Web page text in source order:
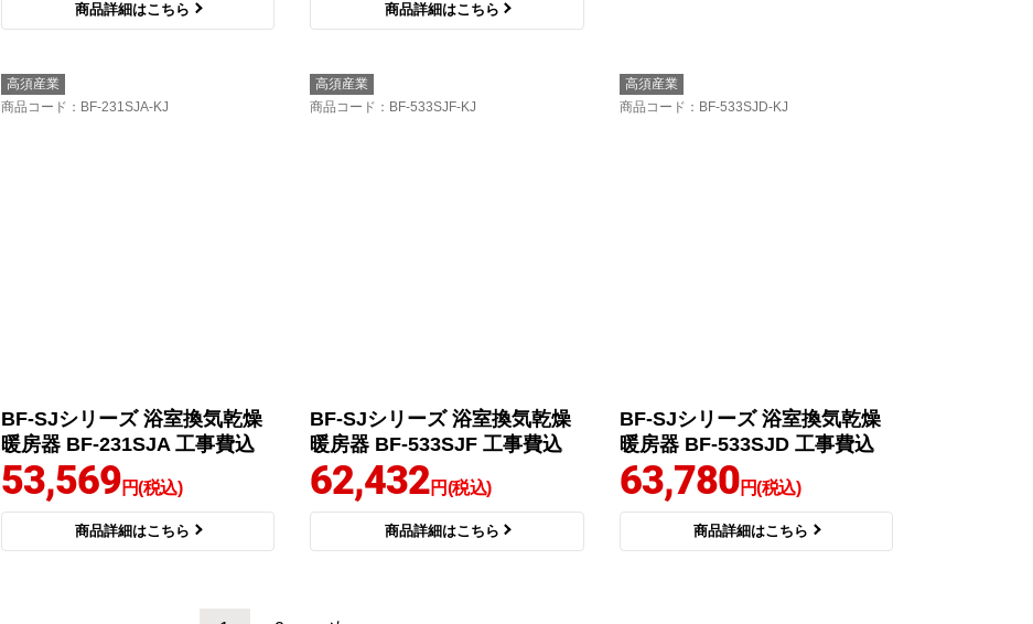
商品詳細はこちら 商品詳細はこちら
高須産業
商品コード ：BF-231SJA-KJ
BF-SJシリーズ 浴室換気乾燥
暖房器 BF-231SJA 工事費込
53,569円(税込)
商品詳細はこちら
高須産業
商品コード ：BF-533SJF-KJ
BF-SJシリーズ 浴室換気乾燥
暖房器 BF-533SJF 工事費込
62,432円(税込)
商品詳細はこちら
高須産業
商品コード ：BF-533SJD-KJ
BF-SJシリーズ 浴室換気乾燥
暖房器 BF-533SJD 工事費込
63,780円(税込)
商品詳細はこちら